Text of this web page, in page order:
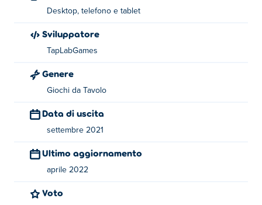
Informazioni sul creatore:
Jigsaw Surprise è stato creato da TapLab Games. Gioca ai
loro altri giochi avvincenti su Poki:
Solitaire
Desktop, telefono e tablet
Sviluppatore
TapLabGames
Genere
Giochi da Tavolo
Data di uscita
settembre 2021
Ultimo aggiornamento
aprile 2022
Voto